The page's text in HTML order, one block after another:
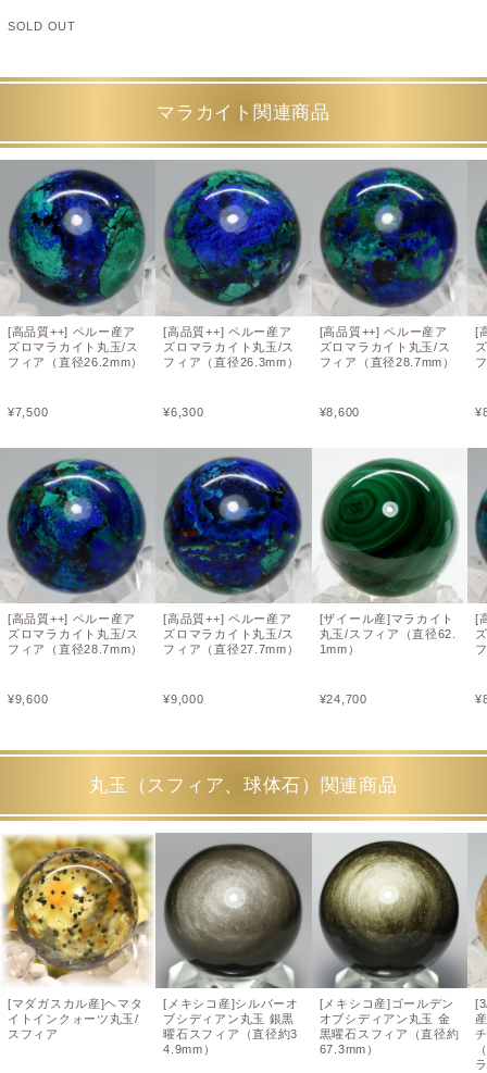
SOLD OUT
マラカイト関連商品
[高品質++] ペルー産ア
ズロマラカイト丸玉/ス
フィア（直径26.2mm）
¥7,500
[高品質++] ペルー産ア
ズロマラカイト丸玉/ス
フィア（直径28.7mm）
¥9,600
[高品質++] ペルー産ア
ズロマラカイト丸玉/ス
フィア（直径26.3mm）
¥6,300
[高品質++] ペルー産ア
ズロマラカイト丸玉/ス
フィア（直径27.7mm）
¥9,000
[高品質++] ペルー産ア
ズロマラカイト丸玉/ス
フィア（直径28.7mm）
¥8,600
[ザイール産]マラカイト
丸玉/スフィア（直径62.
1mm）
¥24,700
[
¥
[
¥
丸玉（スフィア、球体石）関連商品
[マダガスカル産]ヘマタ
イトインクォーツ丸玉/
スフィア
[メキシコ産]シルバーオ
ブシディアン丸玉 銀黒
曜石スフィア（直径約3
4.9mm）
[メキシコ産]ゴールデン
オブシディアン丸玉 金
黒曜石スフィア（直径約
67.3mm）